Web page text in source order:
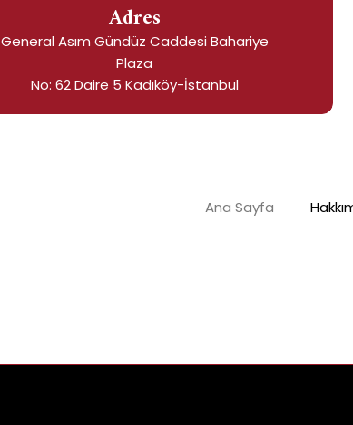
Adres
General Asım Gündüz Caddesi Bahariye
Plaza
No: 62 Daire 5 Kadıköy-İstanbul
Ana Sayfa